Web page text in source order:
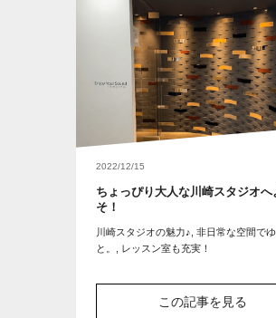
2022/12/15
ちょっぴり大人な川崎スタジオへ
そ！
川崎スタジオの魅力♪, 非日常な空間で
と。, レッスン室も充実！
この記事を見る